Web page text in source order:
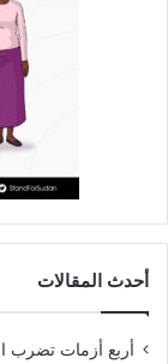
أحدث المقالات
أربع أزمات تضرب